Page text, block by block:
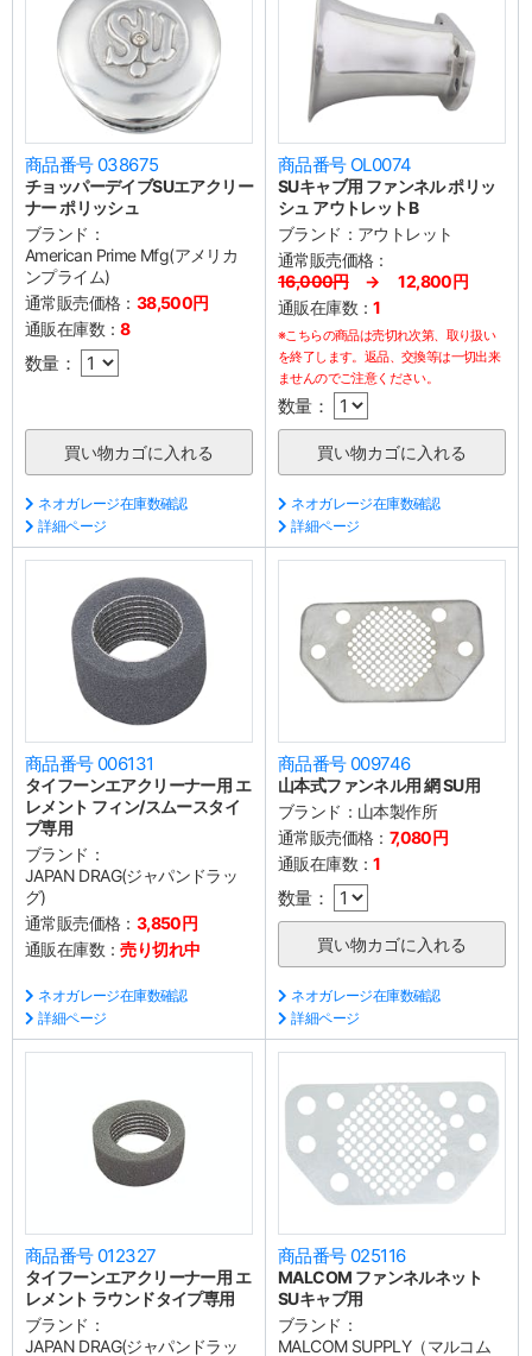
商品番号 038675
チョッパーデイブSUエアクリー
ナー ポリッシュ
ブランド：
American Prime Mfg(アメリカ
ンプライム)
通常販売価格： 38,500円
通販在庫数：8
数量：
ネオガレージ在庫数確認
詳細ページ
商品番号 OL0074
SUキャブ用 ファンネル ポリッ
シュ アウトレットB
ブランド： アウトレット
通常販売価格：
16,000円→ 12,800円
通販在庫数：1
※こちらの商品は売切れ次第、取り扱い
を終了します。返品、交換等は一切出来
ませんのでご注意ください。
数量：
ネオガレージ在庫数確認
詳細ページ
商品番号 006131
タイフーンエアクリーナー用 エ
レメント フィン/スムースタイ
プ専用
ブランド：
JAPAN DRAG(ジャパンドラッ
グ)
通常販売価格： 3,850円
通販在庫数：売り切れ中
ネオガレージ在庫数確認
詳細ページ
商品番号 009746
山本式ファンネル用 網 SU用
ブランド： 山本製作所
通常販売価格： 7,080円
通販在庫数：1
数量：
ネオガレージ在庫数確認
詳細ページ
商品番号 012327
タイフーンエアクリーナー用 エ
レメント ラウンドタイプ専用
ブランド：
JAPAN DRAG(ジャパンドラッ
商品番号 025116
MALCOM ファンネルネット
SUキャブ用
ブランド：
MALCOM SUPPLY（マルコム